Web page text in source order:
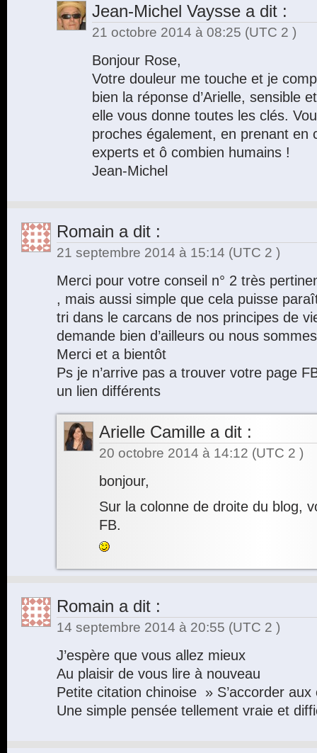
Jean-Michel Vaysse a dit :
21 octobre 2014 à 08:25 (UTC 2 )
Bonjour Rose,
Votre douleur me touche et je
bien la réponse d’Arielle, sensible
elle vous donne toutes les clés.
proches également, en prenant en
experts et ô combien humains !
Jean-Michel
Romain a dit :
21 septembre 2014 à 15:14 (UTC 2 )
Merci pour votre conseil n° 2 très
, mais aussi simple que cela puisse
tri dans le carcans de nos principes de
demande bien d’ailleurs ou nous
Merci et a bientôt
Ps je n’arrive pas a trouver votre page
un lien différents
Arielle Camille a dit :
20 octobre 2014 à 14:12 (UTC 2 )
bonjour,
Sur la colonne de droite du blog,
FB.
Romain a dit :
14 septembre 2014 à 20:55 (UTC 2 )
J’espère que vous allez mieux
Au plaisir de vous lire à nouveau
Petite citation chinoise » S’accorder
Une simple pensée tellement vraie et